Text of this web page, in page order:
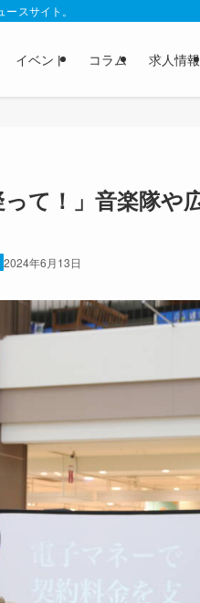
スサイト。
イベント コラム 求人情報
って！」音楽隊
2024年6月13日